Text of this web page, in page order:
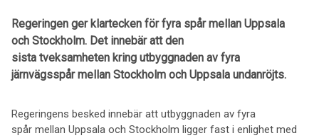
Regeringen ger klartecken för fyra spår mellan Uppsala
och Stockholm. Det innebär att den
sista tveksamheten kring utbyggnaden av fyra
järnvägsspår mellan Stockholm och Uppsala undanröjts.
Regeringens besked innebär att utbyggnaden av fyra
spår mellan Uppsala och Stockholm ligger fast i enlighet med